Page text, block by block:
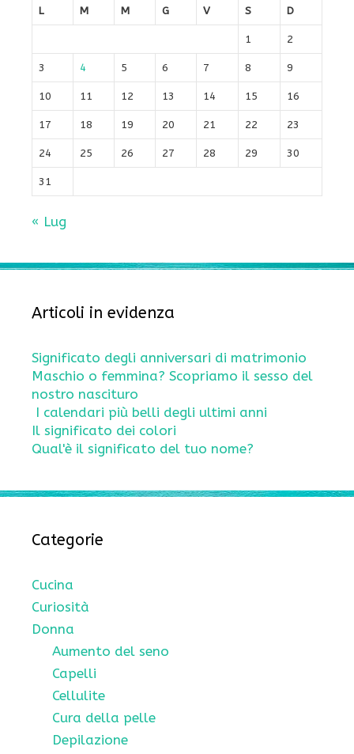
L
M M G V S D
1 2
3 4 5 6 7 8 9
10 11 12 13 14 15 16
17 18 19 20 21 22 23
24 25 26 27 28 29 30
31
« Lug
Articoli in evidenza
Significato degli anniversari di matrimonio
Maschio o femmina? Scopriamo il sesso del
nostro nascituro
I calendari più belli degli ultimi anni
Il significato dei colori
Qual'è il significato del tuo nome?
Categorie
Cucina
Curiosità
Donna
Aumento del seno
Capelli
Cellulite
Cura della pelle
Depilazione